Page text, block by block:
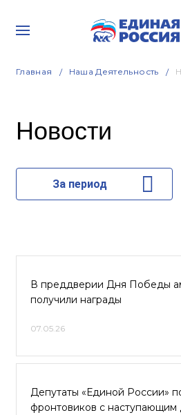
Главная Наша Деятельность
Новости
За период
В преддверии Дня Победы
получили награды
07.05.26
Депутаты «Единой России»
фронтовиков с